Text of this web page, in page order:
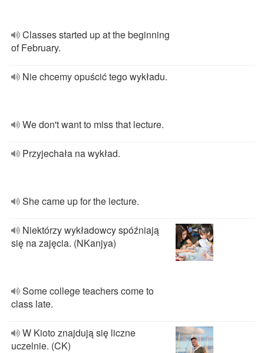
Classes started up at the beginning
of February.
Nie chcemy opuścić tego wykładu.
We don't want to miss that lecture.
Przyjechała na wykład.
She came up for the lecture.
Niektórzy wykładowcy spóźniają
się na zajęcia. (NKanjya)
Some college teachers come to
class late.
W Kioto znajdują się liczne
uczelnie. (CK)